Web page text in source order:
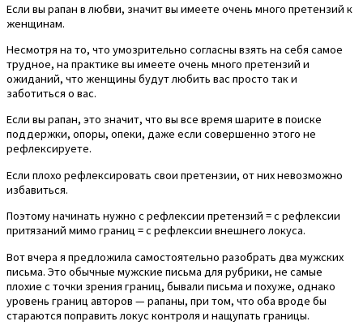
Если вы рапан в любви, значит вы имеете очень много претензий к
женщинам.
Несмотря на то, что умозрительно согласны взять на себя самое
трудное, на практике вы имеете очень много претензий и
ожиданий, что женщины будут любить вас просто так и
заботиться о вас.
Если вы рапан, это значит, что вы все время шарите в поиске
поддержки, опоры, опеки, даже если совершенно этого не
рефлексируете.
Если плохо рефлексировать свои претензии, от них невозможно
избавиться.
Поэтому начинать нужно с рефлексии претензий = с рефлексии
притязаний мимо границ = с рефлексии внешнего локуса.
Вот вчера я предложила самостоятельно разобрать два мужских
письма. Это обычные мужские письма для рубрики, не самые
плохие с точки зрения границ, бывали письма и похуже, однако
уровень границ авторов — рапаны, при том, что оба вроде бы
стараются поправить локус контроля и нащупать границы.